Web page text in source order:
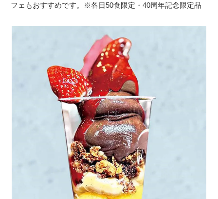
フェもおすすめです。※各日50食限定・40周年記念限定品